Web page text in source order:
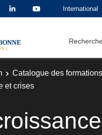
International
Catalogue des formations
et crises